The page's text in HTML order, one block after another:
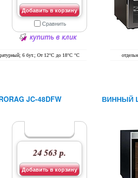
6 бут.; От 12°C до 18°C °C
Добавить в корзину
Сравнить
купить в клик
JC-48DFW
24 563 р.
Добавить в корзину
ВИННЫЙ